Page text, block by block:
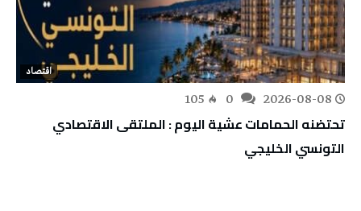
اقتصاد
2026-08-08
105
تحتضنه الحمامات عشية اليوم : الملتقى الاقتصادي
التونسي الخليجي